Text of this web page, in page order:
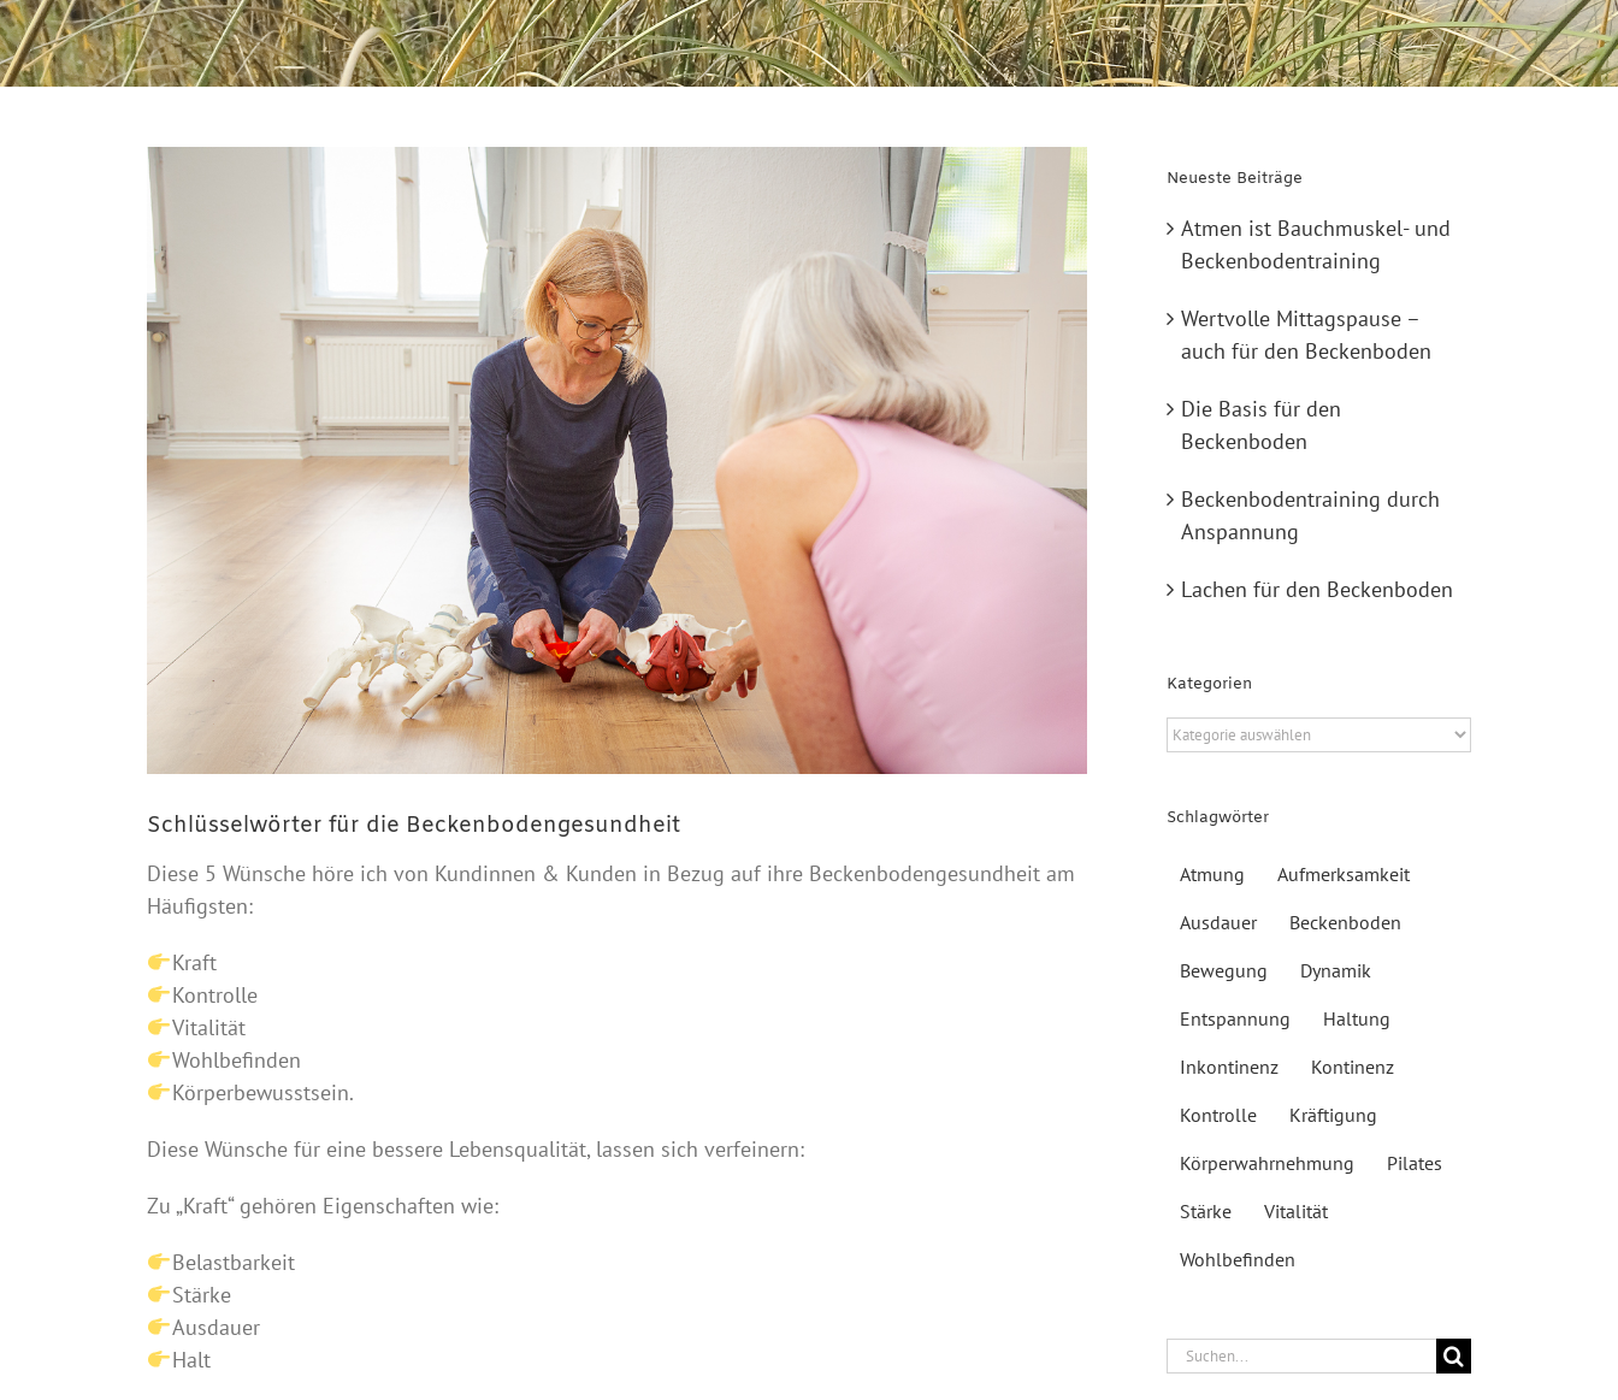
Zeige
grösseres
Bild
Schlüsselwörter für die Beckenbodengesundheit
Diese 5 Wünsche höre ich von Kundinnen & Kunden in Bezug auf ihre Beckenbodengesundheit am
Häufigsten:
Kraft
Kontrolle
Vitalität
Wohlbefinden
Körperbewusstsein.
Diese Wünsche für eine bessere Lebensqualität, lassen sich verfeinern:
Zu „Kraft“ gehören Eigenschaften wie:
Belastbarkeit
Stärke
Ausdauer
Halt
Neueste Beiträge
Atmen ist Bauchmuskel- und
Beckenbodentraining
Wertvolle Mittagspause –
auch für den Beckenboden
Die Basis für den
Beckenboden
Beckenbodentraining durch
Anspannung
Lachen für den Beckenboden
Kategorien
Kategorien
Schlagwörter
Atmung
Aufmerksamkeit
Ausdauer
Beckenboden
Bewegung
Dynamik
Entspannung
Haltung
Inkontinenz
Kontinenz
Kontrolle
Kräftigung
Körperwahrnehmung
Pilates
Stärke
Vitalität
Wohlbefinden
Suche